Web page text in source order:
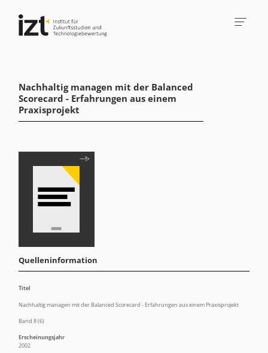
Nachhaltig managen mit der Balanced
Scorecard - Erfahrungen aus einem
Praxisprojekt
Quelleninformation
Titel
Nachhaltig managen mit der Balanced Scorecard - Erfahrungen aus einem Praxisprojekt
Band 8 (6)
Erscheinungsjahr
2002